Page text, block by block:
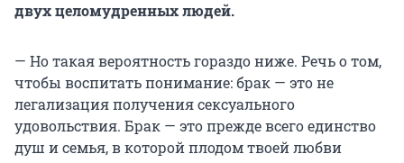
двух целомудренных людей.
— Но такая вероятность гораздо ниже. Речь о том,
чтобы воспитать понимание: брак — это не
легализация получения сексуального
удовольствия. Брак — это прежде всего единство
душ и семья, в которой плодом твоей любви